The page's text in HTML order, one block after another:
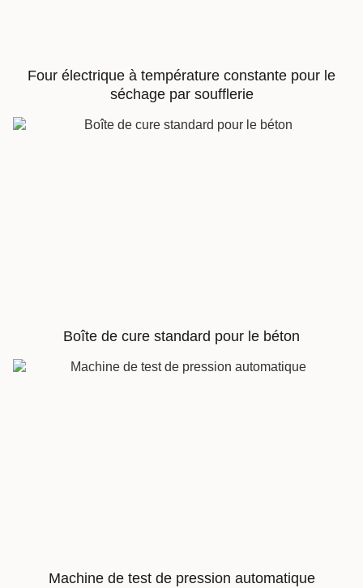
Four électrique à température constante pour le
séchage par soufflerie
Boîte de cure standard pour le béton
Machine de test de pression automatique